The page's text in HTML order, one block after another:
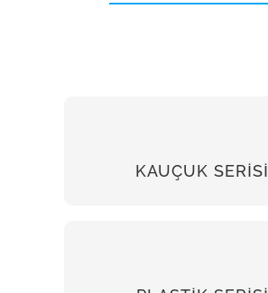
KAUÇUK SERİSİ
İNCELE